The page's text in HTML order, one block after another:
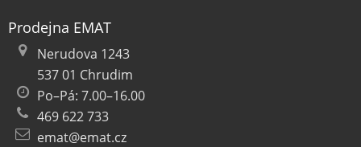
Prodejna EMAT
Nerudova 1243
537 01 Chrudim
Po–Pá: 7.00–16.00
469 622 733
emat@emat.cz